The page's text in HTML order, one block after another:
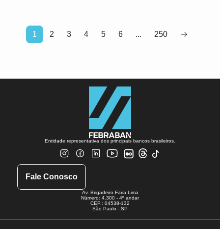
1 2 3 4 5 6 ... 250
Entidade representativa dos principais bancos brasileiros.
Fale Conosco
Av. Brigadeiro Faria Lima
Número: 4.300 - 4º andar
CEP.: 04538-132
São Paulo - SP